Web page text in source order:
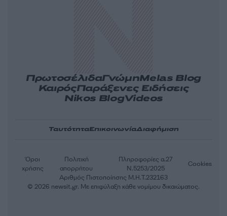
ΠρωτοσέλιδαΓνώμηMelas Blog
ΚαιρόςΠαράξενες Ειδήσεις
Nikos BlogVideos
ΤαυτότηταΕπικοινωνίαΔιαφήμιση
Αριθμός Πιστοποίησης Μ.Η.Τ.232163
Όροι
χρήσης
Πολιτική
απορρήτου
Πληροφορίες α.27
Ν.5253/2025
Cookies
© 2026 newsit.gr. Με επιφύλαξη κάθε νομίμου δικαιώματος.